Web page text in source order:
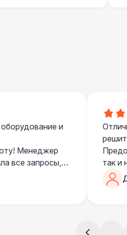
и
Менеджер
все запросы,
тревоги
так и
чем